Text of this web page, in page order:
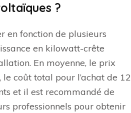
?
en fonction de plusieurs
en kilowatt-crête
En moyenne, le prix
coût total pour l’achat de 12
et il est recommandé de
professionnels pour obtenir